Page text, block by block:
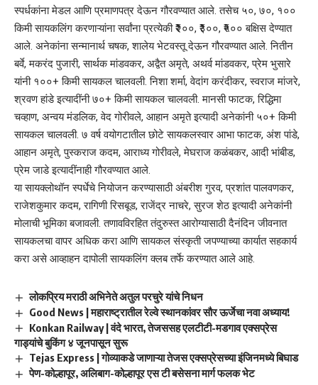
स्पर्धकांना मेडल आणि प्रमाणपत्र देऊन गौरवण्यात आले. तसेच ५०, ७०, १००
किमी सायकलिंग करणाऱ्यांना सर्वांना प्रत्येकी ₹२००, ₹३००, ₹५०० बक्षिस देण्यात
आले. अनेकांना सन्मानार्थ चषक, शालेय भेटवस्तू देऊन गौरवण्यात आले. नितीन
बर्वे, मकरंद पुजारी, सार्थक मांडवकर, अद्वैत अमृते, अथर्व मांडवकर, प्रेम भुसारे
यांनी १००+ किमी सायकल चालवली. निशा शर्मा, वेदांग करंदीकर, स्वराज मांजरे,
श्रवण हांडे इत्यादींनी ७०+ किमी सायकल चालवली. मानसी फाटक, रिद्धिमा
चव्हाण, अन्वय मंडलिक, वेद गोरीवले, आहान अमृते इत्यादी अनेकांनी ५०+ किमी
सायकल चालवली. ७ वर्ष वयोगटातील छोटे सायकलस्वार आभा फाटक, अंश पांडे,
आहान अमृते, पुस्कराज कदम, आराध्य गोरीवले, मेघराज कळंबकर, आदी भांबीड,
प्रेम जाडे इत्यादींनाही गौरवण्यात आले.
या सायक्लोथॉन स्पर्धेचे नियोजन करण्यासाठी अंबरीश गुरव, प्रशांत पालवणकर,
राजेशकुमार कदम, रागिणी रिसबूड, राजेंद्र नाचरे, सुरज शेठ इत्यादी अनेकांनी
मोलाची भूमिका बजावली. तणावविरहित तंदुरुस्त आरोग्यासाठी दैनंदिन जीवनात
सायकलचा वापर अधिक करा आणि सायकल संस्कृती जपण्याच्या कार्यात सहकार्य
करा असे आव्हाहन दापोली सायकलिंग क्लब तर्फे करण्यात आले आहे.
लोकप्रिय मराठी अभिनेते अतुल परचुरे यांचे निधन
Good News | महाराष्ट्रातील रेल्वे स्थानकांवर सौर ऊर्जेचा नवा अध्याय!
Konkan Railway | वंदे भारत, तेजससह एलटीटी-मडगाव एक्सप्रेस
गाड्यांचे बुकिंग ४ जूनपासून सुरू
Tejas Express | गोव्याकडे जाणाऱ्या तेजस एक्सप्रेसच्या इंजिनमध्ये बिघाड
पेण-कोल्हापूर, अलिबाग-कोल्हापूर एस टी बसेसना मार्ग फलक भेट